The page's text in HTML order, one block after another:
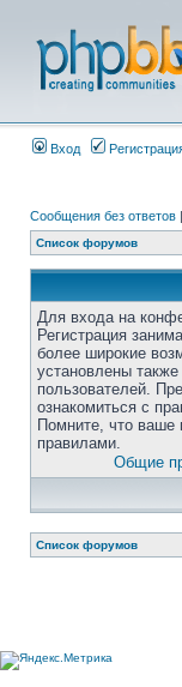
Вход
Сообщения без ответов |
Список форумов
Для входа на
Регистрация
более широкие
установлены
пользователей.
ознакомиться с
Помните, что ваше
правилами.
Общие
Список форумов